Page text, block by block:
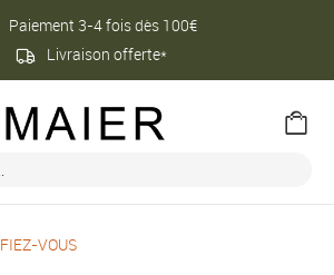
Paiement 3-4 fois dès 100€
Livraison offerte*
VOUS